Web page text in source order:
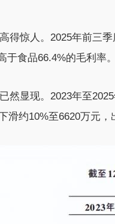
得惊人。2025年前三
于食品66.4%的毛利率
然显现。2023年至
滑约10%至6620万元